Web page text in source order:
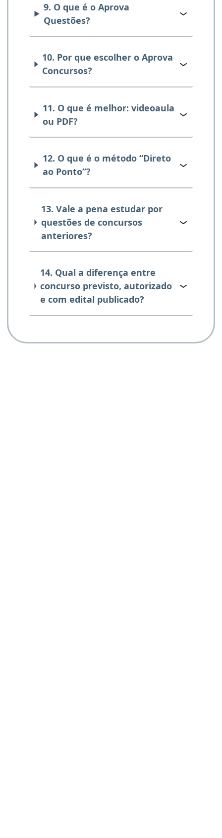
9. O que é o Aprova
Questões?
10. Por que escolher o Aprova
Concursos?
11. O que é melhor: videoaula
ou PDF?
12. O que é o método “Direto
ao Ponto”?
13. Vale a pena estudar por
questões de concursos
anteriores?
14. Qual a diferença entre
concurso previsto, autorizado
e com edital publicado?